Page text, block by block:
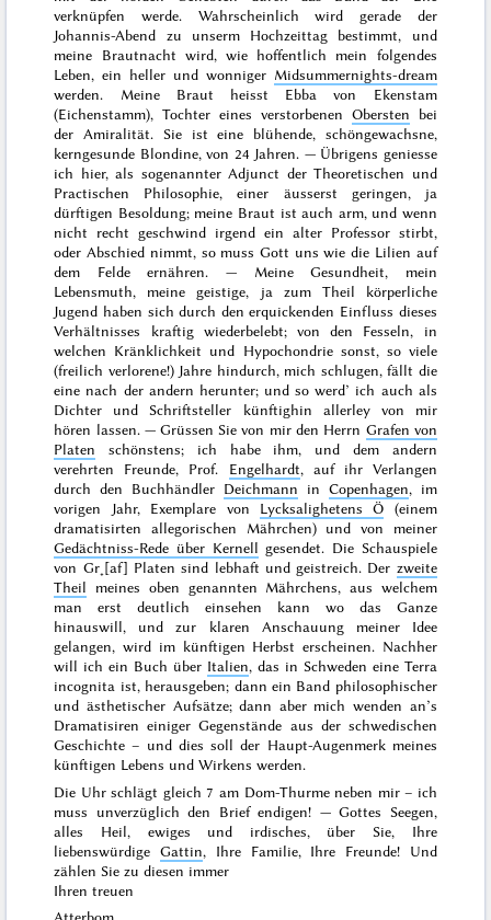
verknüpfen werde. Wahrscheinlich wird gerade der
Johannis-Abend zu unserm Hochzeittag bestimmt, und
meine Brautnacht wird, wie hoffentlich mein folgendes
Leben, ein heller und wonniger Midsummernights-dream
werden. Meine Braut heisst Ebba von Ekenstam
(Eichenstamm), Tochter eines verstorbenen Obersten bei
der Amiralität. Sie ist eine blühende, schöngewachsne,
kerngesunde Blondine, von 24 Jahren. — Übrigens geniesse
ich hier, als sogenannterAdjunct der Theoretischen und
Practischen Philosophie, einer äusserst geringen, ja
dürftigen Besoldung; meine Braut ist auch arm, und wenn
nicht recht geschwind irgend ein alter Professor stirbt,
oder Abschied nimmt, so muss Gott uns wie die Lilien auf
dem Felde ernähren. — Meine Gesundheit, mein
Lebensmuth, meine geistige, ja zum Theil körperliche
Jugend haben sich durch den erquickenden Einfluss dieses
Verhältnisses kraftig wiederbelebt; von den Fesseln, in
welchen Kränklichkeit und Hypochondrie sonst, so viele
(freilich verlorene!) Jahre hindurch, mich schlugen, fällt die
eine nach der andern herunter; und so werd’ ich auch als
Dichter und Schriftsteller künftighin allerley von mir
hören lassen. — Grüssen Sie von mir den Herrn Grafen von
Platen schönstens; ich habe ihm, und dem andern
verehrten Freunde, Prof. Engelhardt, auf ihr Verlangen
durch den Buchhändler Deichmann in Copenhagen, im
vorigen Jahr, Exemplare von Lycksalighetens Ö (einem
dramatisirten allegorischen Mährchen) und von meiner
Gedächtniss-Rede über Kernell gesendet. Die Schauspiele
von Gr˖[af] Platen sind lebhaft und geistreich. Der zweite
Theil meines oben genannten Mährchens, aus welchem
man erst deutlich einsehen kann wo das Ganze
hinauswill, und zur klaren Anschauung meiner Idee
gelangen, wird im künftigen Herbst erscheinen. Nachher
will ich ein Buch über Italien, das in Schweden eine Terra
incognita ist, herausgeben; dann ein Band philosophischer
und ästhetischer Aufsätze; dann aber mich wenden an’s
Dramatisiren einiger Gegenstände aus der schwedischen
Geschichte – und dies soll der Haupt-Augenmerk meines
künftigen Lebens und Wirkens werden.
Die Uhr schlägt gleich 7 am Dom-Thurme neben mir – ich
muss unverzüglich den Brief endigen! — Gottes Seegen,
alles Heil, ewiges und irdisches, über Sie, Ihre
liebenswürdigeGattin, Ihre Familie, Ihre Freunde! Und
zählen Sie zu diesen immer
Ihren treuen